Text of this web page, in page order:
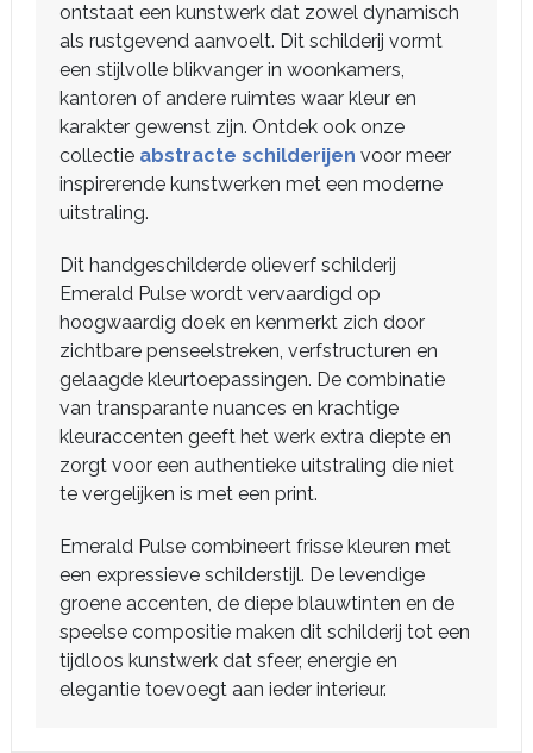
ontstaat een kunstwerk dat zowel dynamisch
als rustgevend aanvoelt. Dit schilderij vormt
een stijlvolle blikvanger in woonkamers,
kantoren of andere ruimtes waar kleur en
karakter gewenst zijn. Ontdek ook onze
collectie abstracte schilderijen voor meer
inspirerende kunstwerken met een moderne
uitstraling.
Dit handgeschilderde olieverf schilderij
Emerald Pulse wordt vervaardigd op
hoogwaardig doek en kenmerkt zich door
zichtbare penseelstreken, verfstructuren en
gelaagde kleurtoepassingen. De combinatie
van transparante nuances en krachtige
kleuraccenten geeft het werk extra diepte en
zorgt voor een authentieke uitstraling die niet
te vergelijken is met een print.
Emerald Pulse combineert frisse kleuren met
een expressieve schilderstijl. De levendige
groene accenten, de diepe blauwtinten en de
speelse compositie maken dit schilderij tot een
tijdloos kunstwerk dat sfeer, energie en
elegantie toevoegt aan ieder interieur.